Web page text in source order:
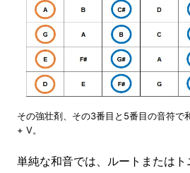
その強壮剤、その3番目と5番目の音符で
+ V。
単純な和音では、ルートまたは